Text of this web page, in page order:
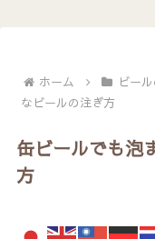
ホーム ビー
なビールの注ぎ方
缶ビールでも泡
方